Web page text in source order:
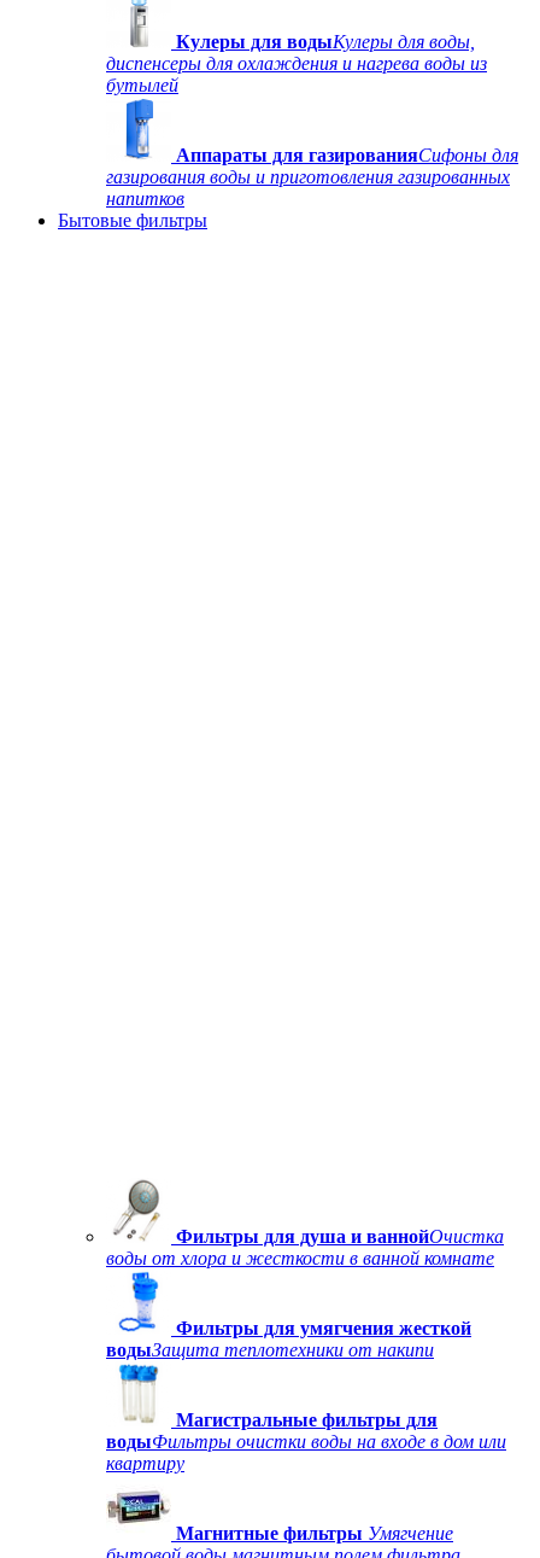
Кулеры для водыКулеры для воды,
диспенсеры для охлаждения и нагрева воды из
бутылей
Аппараты для газированияСифоны для
газирования воды и приготовления газированных
напитков
Бытовые фильтры
Фильтры для душа и ваннойОчистка
воды от хлора и жесткости в ванной комнате
Фильтры для умягчения жесткой
водыЗащита теплотехники от накипи
Магистральные фильтры для
водыФильтры очистки воды на входе в дом или
квартиру
Магнитные фильтры Умягчение